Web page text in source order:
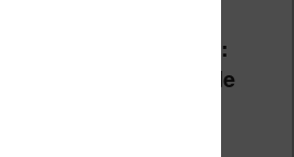
de suite une
Bookeen et Vivlio :
sur la face avant de